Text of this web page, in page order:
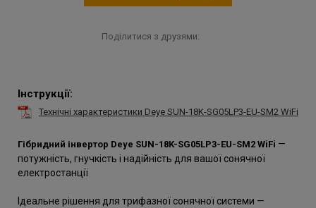
Поділитися з друзями:
Інструкції:
Технічні характеристики Deye SUN-18K-SG05LP3-EU-SM2 WiFi
Гібридний інвертор Deye SUN-18K-SG05LP3-EU-SM2 WiFi —
потужність, гнучкість і надійність для вашої сонячної
електростанції
Ідеальне рішення для трифазної сонячної системи —